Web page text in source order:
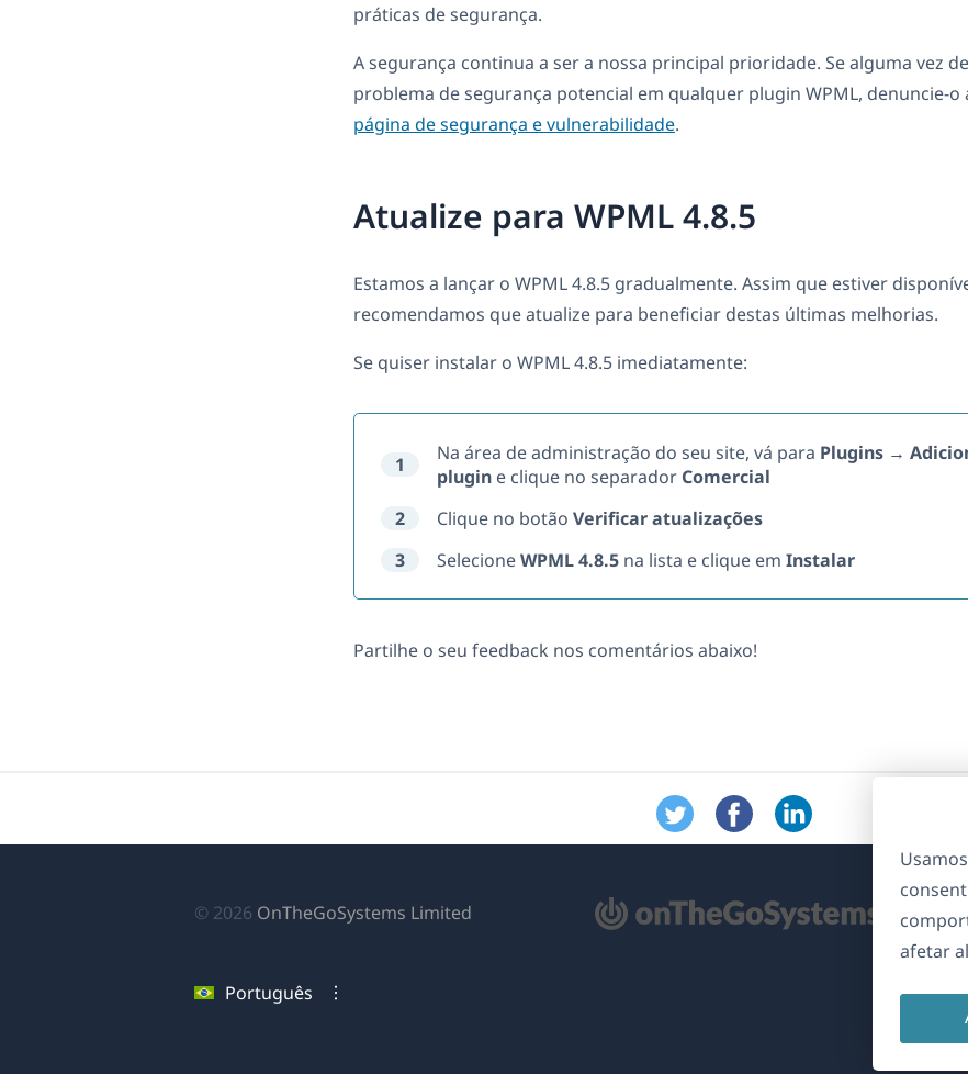
afetar
práticas de segurança.
A segurança continua a ser a nossa principal prioridade. Se alguma vez
problema de segurança potencial em qualquer plugin WPML, denuncie-o
página de segurança e vulnerabilidade.
Atualize para WPML 4.8.5
Estamos a lançar o WPML 4.8.5 gradualmente. Assim que estiver
recomendamos que atualize para beneficiar destas últimas melhorias.
Se quiser instalar o WPML 4.8.5 imediatamente:
1 Na área de administração do seu site, vá para Plugins→
plugine clique no separador Comercial
2
Clique no botão Verificar atualizações
3
SelecioneWPML 4.8.5na lista e clique em Instalar
Partilhe o seu feedback nos comentários abaixo!
© 2026 OnTheGoSystems Limited
Português